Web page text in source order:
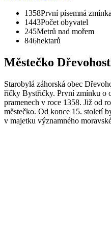
1358První písemná zmínka
1443Počet obyvatel
245Metrů nad mořem
846hektarů
Městečko
Starobylá záhorská obec
říčky Bystřičky. První zmínku o
pramenech v roce 1358. Již od
městečko. Od konce 15. století
v majetku významného